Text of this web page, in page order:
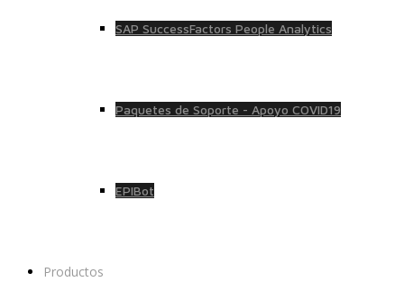
SAP SuccessFactors People Analytics
Paquetes de Soporte - Apoyo COVID19
EPIBot
Productos